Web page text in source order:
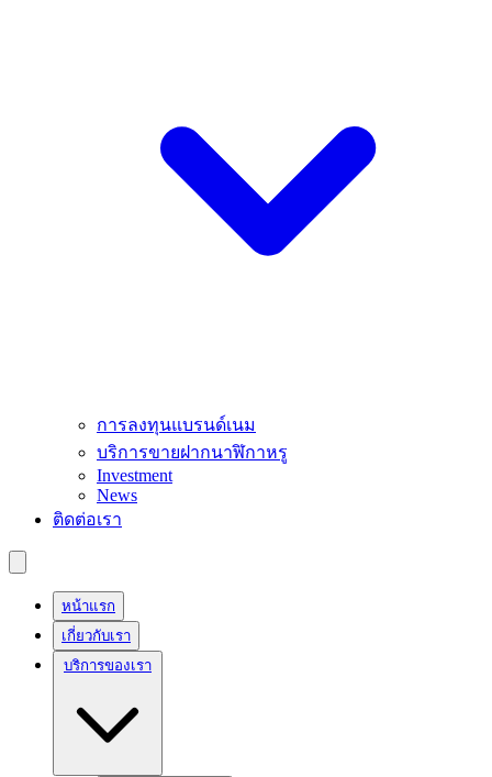
การลงทุนแบรนด์เนม
บริการขายฝากนาฬิกาหรู
Investment
News
ติดต่อเรา
หน้าแรก
เกี่ยวกับเรา
บริการของเรา